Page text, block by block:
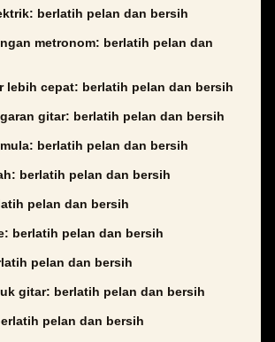
berlatih pelan dan bersih
metronom: berlatih pelan dan
lebih cepat: berlatih pelan dan bersih
gitar: berlatih pelan dan bersih
berlatih pelan dan bersih
berlatih pelan dan bersih
pelan dan bersih
berlatih pelan dan bersih
pelan dan bersih
gitar: berlatih pelan dan bersih
pelan dan bersih